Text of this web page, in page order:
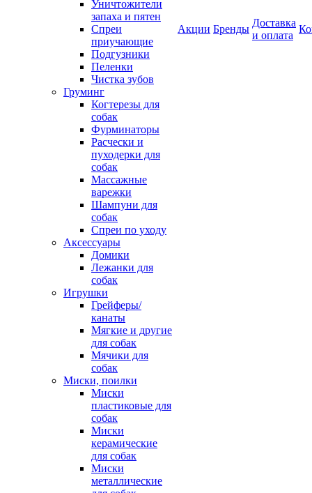
Уничтожители
запаха и пятен
Спреи
приучающие
Подгузники
Пеленки
Чистка зубов
Груминг
Когтерезы для
собак
Фурминаторы
Расчески и
пуходерки для
собак
Массажные
варежки
Шампуни для
собак
Спреи по уходу
Аксессуары
Домики
Лежанки для
собак
Игрушки
Грейферы/
канаты
Мягкие и другие
для собак
Мячики для
собак
Миски, поилки
Миски
пластиковые для
собак
Миски
керамические
для собак
Миски
металлические
Акции Бренды
Доставка
и оплата